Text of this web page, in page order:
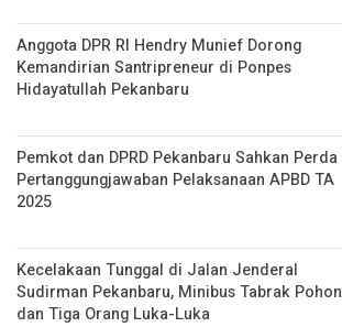
Anggota DPR RI Hendry Munief Dorong
Kemandirian Santripreneur di Ponpes
Hidayatullah Pekanbaru
Pemkot dan DPRD Pekanbaru Sahkan Perda
Pertanggungjawaban Pelaksanaan APBD TA
2025
Kecelakaan Tunggal di Jalan Jenderal
Sudirman Pekanbaru, Minibus Tabrak Pohon
dan Tiga Orang Luka-Luka